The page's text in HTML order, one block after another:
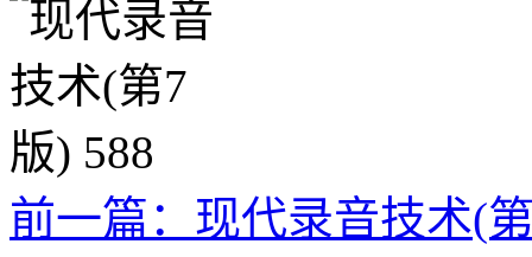
前一篇：现代录音技术(